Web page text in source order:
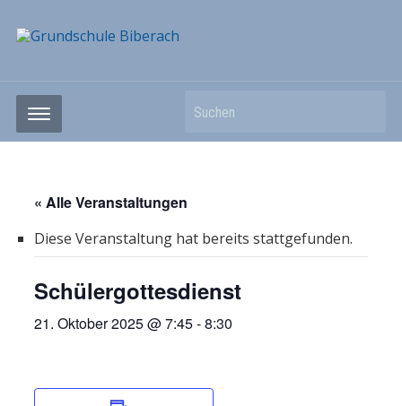
Suchen
« Alle Veranstaltungen
Diese Veranstaltung hat bereits stattgefunden.
Schülergottesdienst
21. Oktober 2025 @ 7:45-8:30